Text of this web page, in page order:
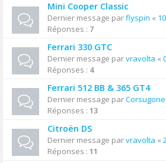
Mini Cooper Classic
Dernier message parflyspin «
Réponses : 7
Ferrari 330 GTC
Dernier message parvravolta «
Réponses : 4
Ferrari 512 BB & 365 GT4
Dernier message parCorsugone
Réponses : 13
Citroën DS
Dernier message parvravolta «
Réponses : 11